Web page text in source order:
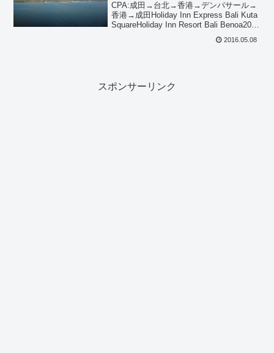
CPA:成田→台北→香港→デンパサール→
香港→成田Holiday Inn Express Bali Kuta
SquareHoliday Inn Resort Bali Benoa2016
年GWはバリ島へ2016年のGWは出発1週
2016.05.08
スポンサーリンク